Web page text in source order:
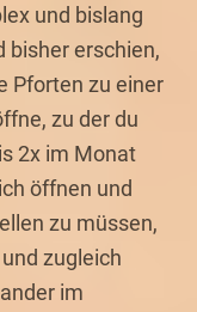
und bislang
bisher erschien,
Pforten zu einer
zu der du
2x im Monat
öffnen und
zu müssen,
zugleich
im